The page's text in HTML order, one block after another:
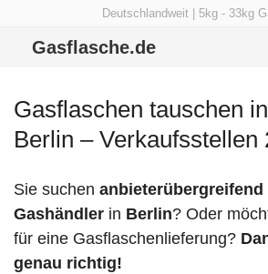
Deutschlandweit | 5kg - 33kg
Gasflasche.de
Gasflaschen tauschen
Berlin – Verkaufsstellen
Sie suchen anbieterübergreifend
Gashändler in Berlin? Oder
für eine Gasflaschenlieferung?
genau richtig!